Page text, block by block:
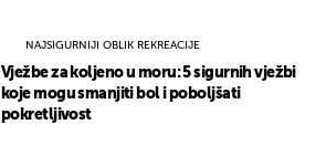
NAJSIGURNIJI OBLIK REKREACIJE
Vježbe za koljeno u moru: 5 sigurnih vježbi
koje mogu smanjiti bol i poboljšati
pokretljivost